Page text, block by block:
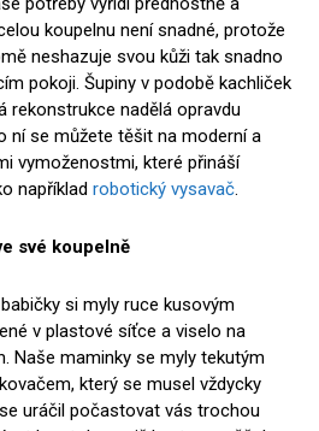
koupelnu není snadné, protože
neshazuje svou kůži tak snadno
pokoji. Šupiny v podobě kachliček
rekonstrukce nadělá opravdu
ní se můžete těšit na moderní a
vymoženostmi, které přináší
například robotický vysavač.
své koupelně
si myly ruce kusovým
v plastové síťce a viselo na
Naše maminky se myly tekutým
který se musel vždycky
uráčil počastovat vás trochou